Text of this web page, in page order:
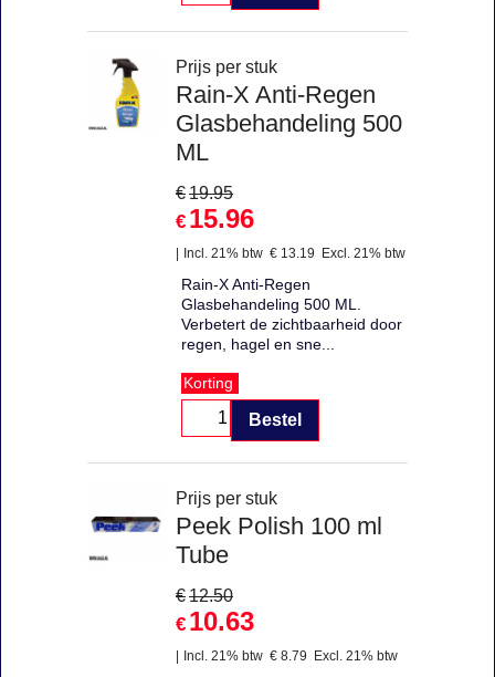
Prijs per stuk
Rain-X Anti-Regen
Glasbehandeling 500
ML
€19.95
€ 15.96
Incl. 21% btw € 13.19 Excl. 21% btw
Rain-X Anti-Regen
Glasbehandeling 500 ML.
Verbetert de zichtbaarheid door
regen, hagel en sne...
Korting
Bestel
Prijs per stuk
Peek Polish 100 ml
Tube
€12.50
€ 10.63
Incl. 21% btw € 8.79 Excl. 21% btw